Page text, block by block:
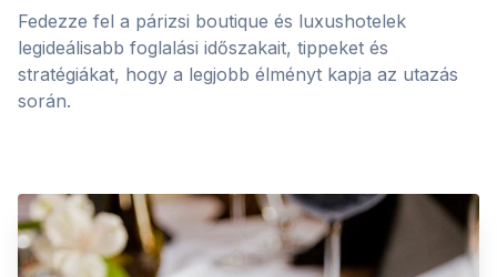
Fedezze fel a párizsi boutique és luxushotelek
legideálisabb foglalási időszakait, tippeket és
stratégiákat, hogy a legjobb élményt kapja az utazás
során.